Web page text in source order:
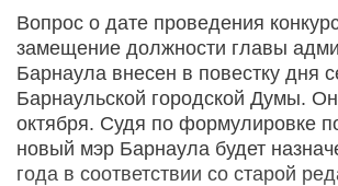
Вопрос о дате проведения
замещение должности главы
Барнаула внесен в повестку дня
Барнаульской городской Думы.
октября. Судя по формулировке
новый мэр Барнаула будет
года в соответствии со старой